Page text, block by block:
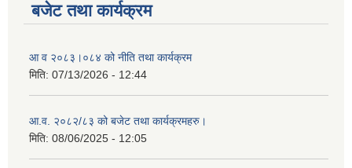
बजेट तथा कार्यक्रम
आ व २०८३।०८४ को नीति तथा कार्यक्रम
मिति: 07/13/2026 - 12:44
आ.व. २०८२/८३ को बजेट तथा कार्यक्रमहरु।
मिति: 08/06/2025 - 12:05